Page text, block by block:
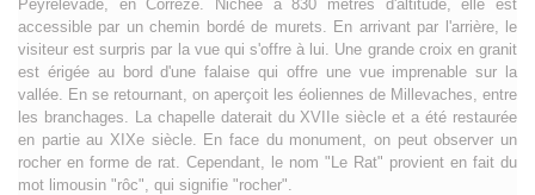
Peyrelevade, en Corrèze. Nichée à 830 mètres d'altitude, elle est
accessible par un chemin bordé de murets. En arrivant par l'arrière, le
visiteur est surpris par la vue qui s'offre à lui. Une grande croix en granit
est érigée au bord d'une falaise qui offre une vue imprenable sur la
vallée. En se retournant, on aperçoit les éoliennes de Millevaches, entre
les branchages. La chapelle daterait du XVIIe siècle et a été restaurée
en partie au XIXe siècle. En face du monument, on peut observer un
rocher en forme de rat. Cependant, le nom "Le Rat" provient en fait du
mot limousin "rôc", qui signifie "rocher".